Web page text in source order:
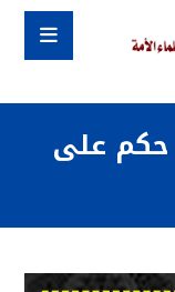
حكم على